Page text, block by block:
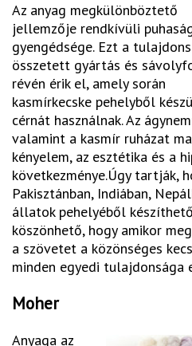
Az anyag megkülönböztető
jellemzője rendkívüli
gyengédsége. Ezt a
összetett gyártás és
révén érik el, amely során
kasmírkecske pehelyből
cérnát használnak. Az
valamint a kasmír ruházat
kényelem, az esztétika és a
következménye.Úgy tartják,
Pakisztánban, Indiában,
állatok pehelyéből
köszönhető, hogy amikor
a szövetet a közönséges
minden egyedi tulajdonsága
Moher
Anyaga az